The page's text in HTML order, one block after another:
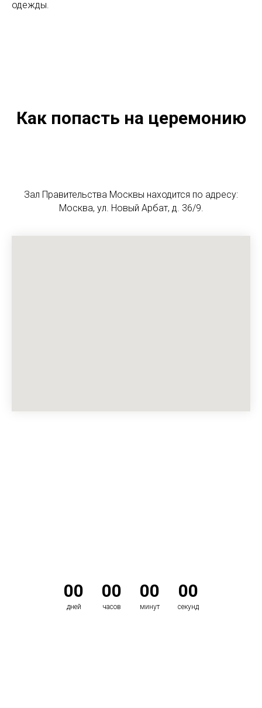
одежды.
Как попасть на церемонию
Зал Правительства Москвы находится по адресу:
Москва, ул. Новый Арбат, д. 36/9.
00
дней
00
часов
00
минут
00
секунд